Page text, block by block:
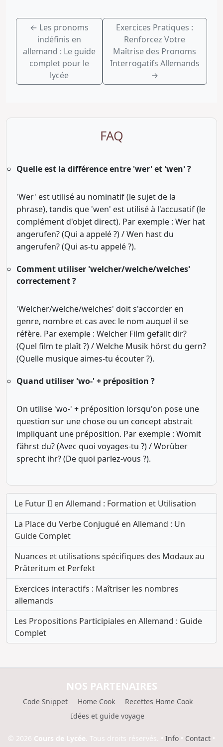
← Les pronoms
indéfinis en
allemand : Le guide
complet pour le
lycée
Exercices Pratiques :
Renforcez Votre
Maîtrise des Pronoms
Interrogatifs Allemands
→
FAQ
Quelle est la différence entre 'wer' et 'wen' ?
'Wer' est utilisé au nominatif (le sujet de la
phrase), tandis que 'wen' est utilisé à l'accusatif (le
complément d'objet direct). Par exemple : Wer hat
angerufen? (Qui a appelé ?) / Wen hast du
angerufen? (Qui as-tu appelé ?).
Comment utiliser 'welcher/welche/welches'
correctement ?
'Welcher/welche/welches' doit s'accorder en
genre, nombre et cas avec le nom auquel il se
réfère. Par exemple : Welcher Film gefällt dir?
(Quel film te plaît ?) / Welche Musik hörst du gern?
(Quelle musique aimes-tu écouter ?).
Quand utiliser 'wo-' + préposition ?
On utilise 'wo-' + préposition lorsqu'on pose une
question sur une chose ou un concept abstrait
impliquant une préposition. Par exemple : Womit
fährst du? (Avec quoi voyages-tu ?) / Worüber
sprecht ihr? (De quoi parlez-vous ?).
Le Futur II en Allemand : Formation et Utilisation
La Place du Verbe Conjugué en Allemand : Un
Guide Complet
Nuances et utilisations spécifiques des Modaux au
Präteritum et Perfekt
Exercices interactifs : Maîtriser les nombres
allemands
Les Propositions Participiales en Allemand : Guide
Complet
NOS PARTENAIRES
Code Snippet Home Cook
Recettes Home Cook
Idées et guide voyage
© 2026 Cours de Lycée. Tous droits réservés. • Info • Contact •